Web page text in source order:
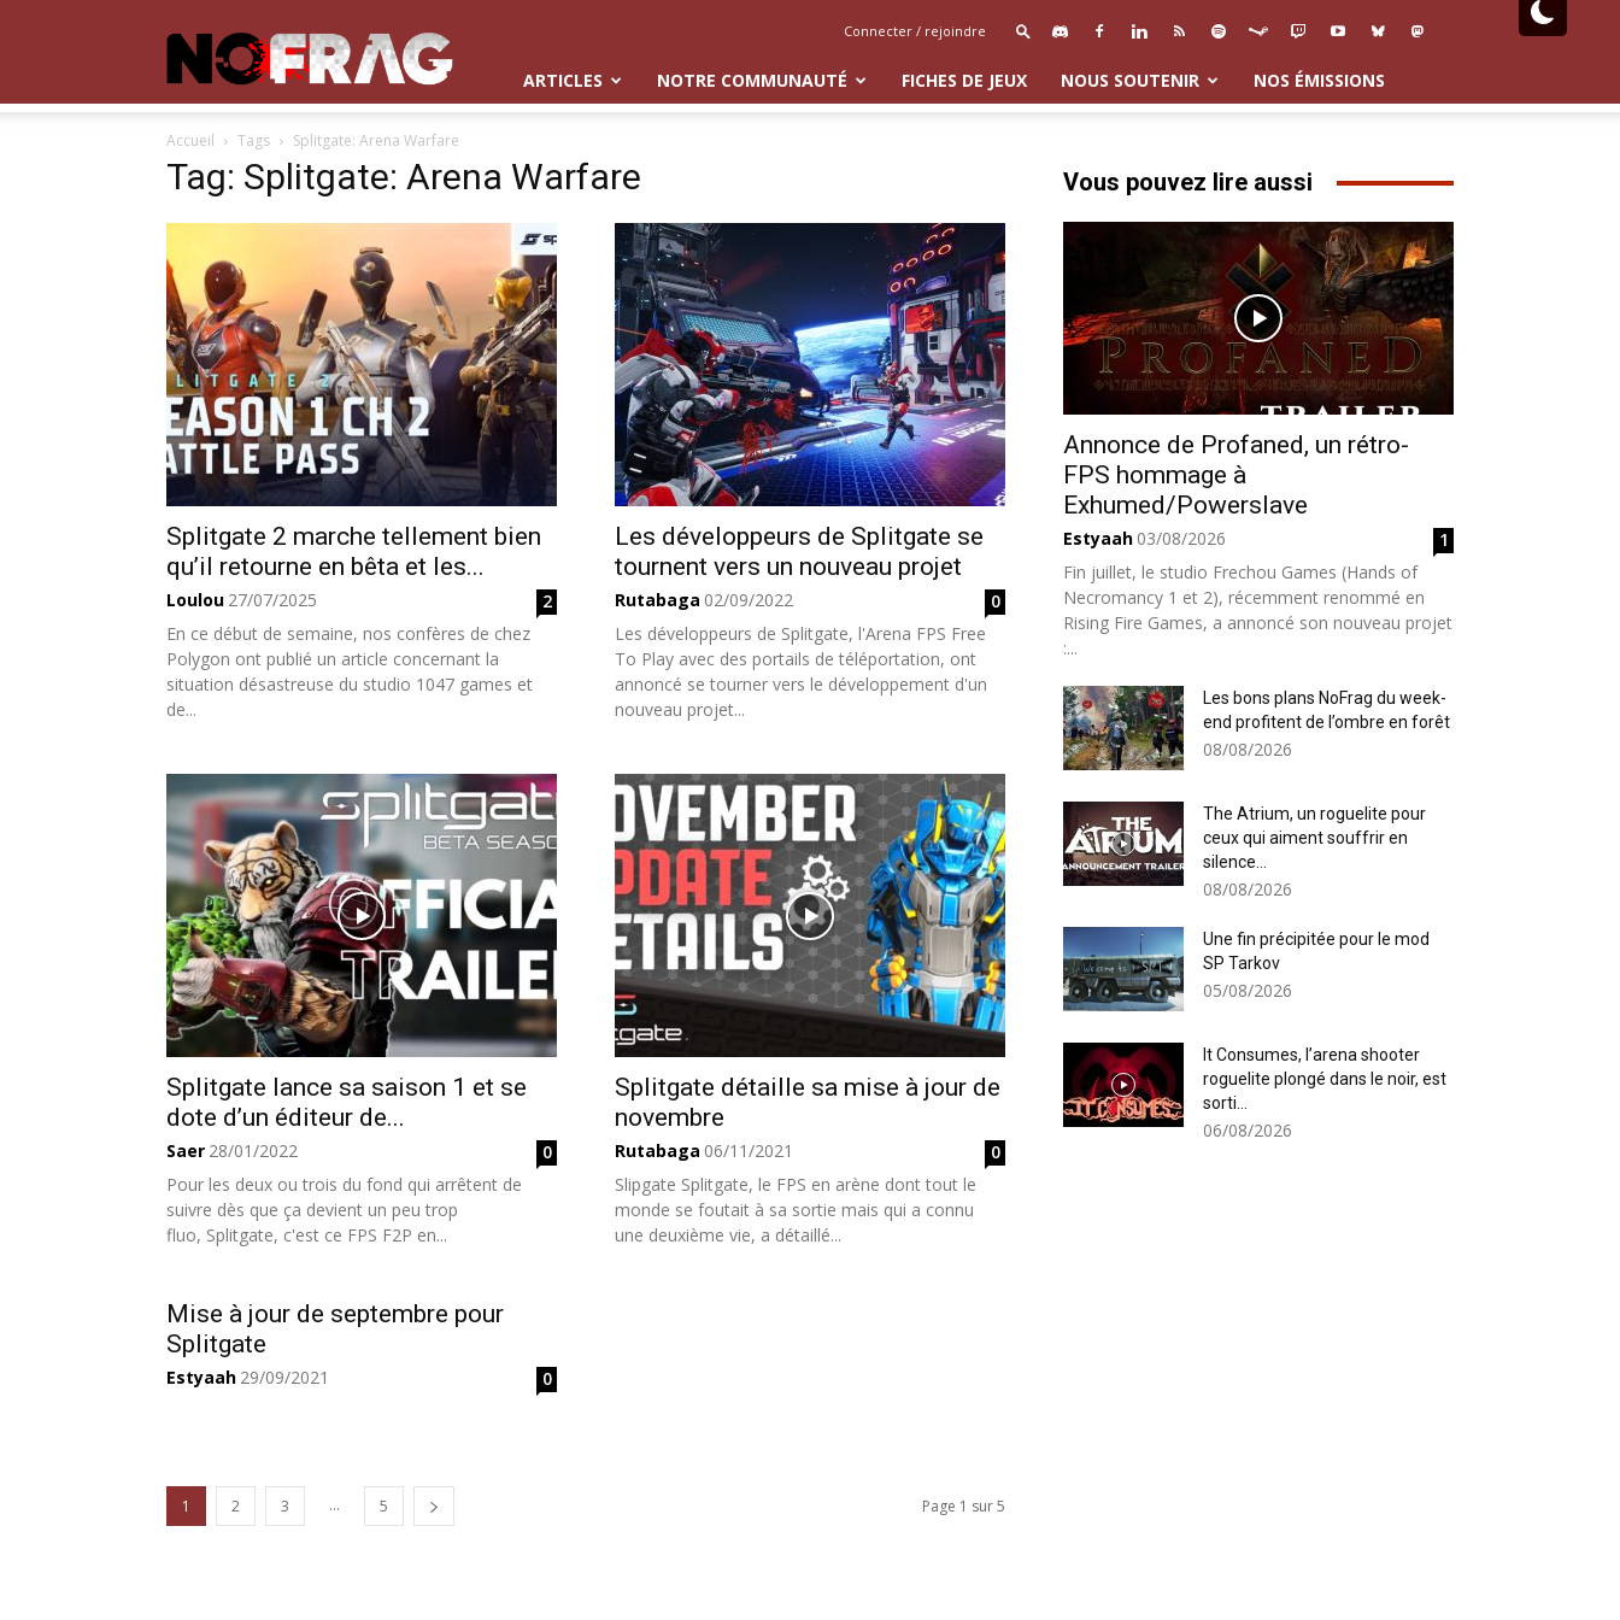
Connecter / rejoindre
ARTICLES NOTRE COMMUNAUTÉ FICHES DE JEUX NOUS SOUTENIR NOS ÉMISSIONS
Accueil Tags Splitgate: Arena Warfare
Tag: Splitgate: Arena Warfare
Splitgate 2 marche tellement bien
qu’il retourne en bêta et les...
Loulou 27/07/2025
2
En ce début de semaine, nos confères de chez
Polygon ont publié un article concernant la
situation désastreuse du studio 1047 games et
de...
Les développeurs de Splitgate se
tournent vers un nouveau projet
Rutabaga 02/09/2022
0
Les développeurs de Splitgate, l'Arena FPS Free
To Play avec des portails de téléportation, ont
annoncé se tourner vers le développement d'un
nouveau projet...
Splitgate lance sa saison 1 et se
dote d’un éditeur de...
Saer 28/01/2022
0
Pour les deux ou trois du fond qui arrêtent de
suivre dès que ça devient un peu trop
fluo, Splitgate, c'est ce FPS F2P en...
Splitgate détaille sa mise à jour de
novembre
Rutabaga 06/11/2021
0
Slipgate Splitgate, le FPS en arène dont tout le
monde se foutait à sa sortie mais qui a connu
une deuxième vie, a détaillé...
Mise à jour de septembre pour
Splitgate
Estyaah 29/09/2021 0
1 2 3 ... 5 Page 1 sur 5
Vous pouvez lire aussi
Annonce de Profaned, un rétro-
FPS hommage à
Exhumed/Powerslave
Estyaah 03/08/2026
1
Fin juillet, le studio Frechou Games (Hands of
Necromancy 1 et 2), récemment renommé en
Rising Fire Games, a annoncé son nouveau projet
:...
Les bons plans NoFrag du week-
end profitent de l’ombre en forêt
08/08/2026
The Atrium, un roguelite pour
ceux qui aiment souffrir en
silence...
08/08/2026
Une fin précipitée pour le mod
SP Tarkov
05/08/2026
It Consumes, l’arena shooter
roguelite plongé dans le noir, est
sorti...
06/08/2026